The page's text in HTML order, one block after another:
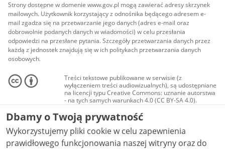
Strony dostępne w domenie www.gov.pl mogą zawierać adresy skrzynek
mailowych. Użytkownik korzystający z odnośnika będącego adresem e-
mail zgadza się na przetwarzanie jego danych (adres e-mail oraz
dobrowolnie podanych danych w wiadomości) w celu przesłania
odpowiedzi na przesłane pytania. Szczegóły przetwarzania danych przez
każdą z jednostek znajdują się w ich politykach przetwarzania danych
osobowych.
Treści tekstowe publikowane w serwisie (z
wyłączeniem treści audiowizualnych), są udostępniane
na licencji typu Creative Commons: uznanie autorstwa
- na tych samych warunkach 4.0 (CC BY-SA 4.0).
Materiały audiowizualne, w tym zdjęcia, materiały
audio i wideo, są udostępniane na licencji typu
Creative Commons: uznanie autorstwa użycie
niekomercyjne - bez utworów zależnych 4.0 (CC BY-
NC-ND 4.0), o ile nie jest to stwierdzone inaczej.
Dbamy o Twoją prywatność
Wykorzystujemy pliki cookie w celu zapewnienia
prawidłowego funkcjonowania naszej witryny oraz do